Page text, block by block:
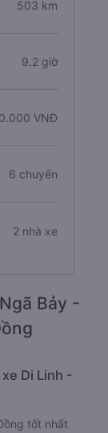
503 km
9.2 giờ
VNĐ
6 chuyến
2 nhà xe
Bảy -
Di Linh -
tốt nhất